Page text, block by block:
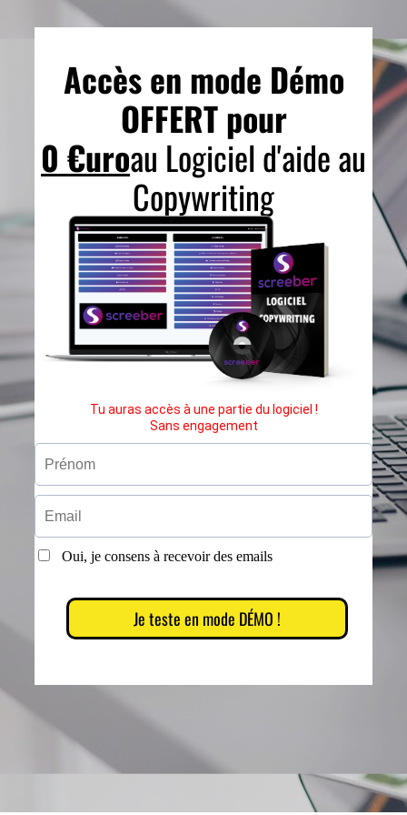
Accès en mode Démo
OFFERT pour
0 €uroau Logiciel d'aide au
Copywriting
Tu auras accès à une partie du logiciel !
Sans engagement
Oui, je consens à recevoir des emails
Je teste en mode DÉMO !